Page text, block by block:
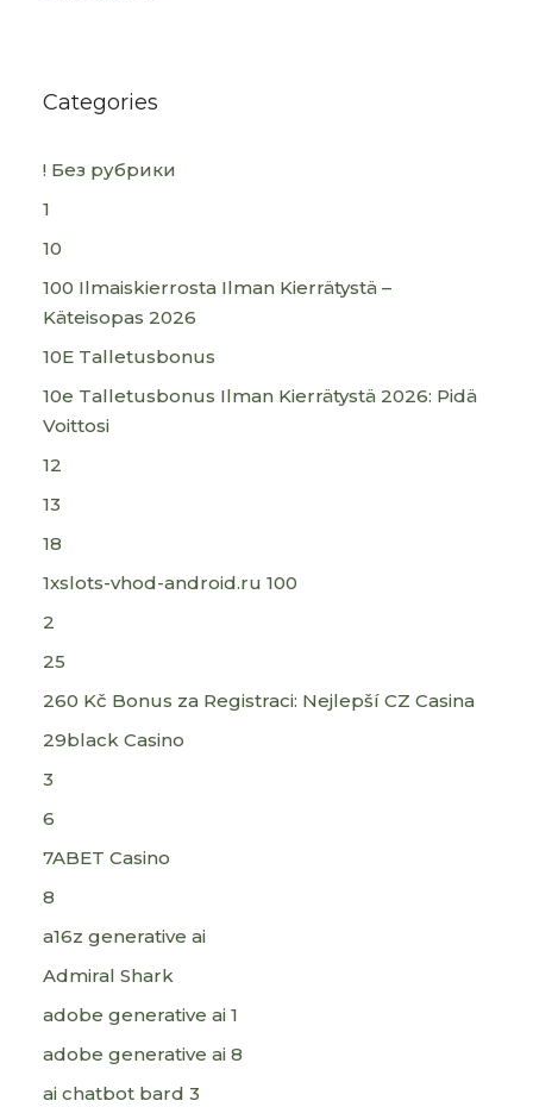
Categories
! Без рубрики
1
10
100 Ilmaiskierrosta Ilman Kierrätystä –
Käteisopas 2026
10E Talletusbonus
10e Talletusbonus Ilman Kierrätystä 2026: Pidä
Voittosi
12
13
18
1xslots-vhod-android.ru 100
2
25
260 Kč Bonus za Registraci: Nejlepší CZ Casina
29black Casino
3
6
7ABET Casino
8
a16z generative ai
Admiral Shark
adobe generative ai 1
adobe generative ai 8
ai chatbot bard 3